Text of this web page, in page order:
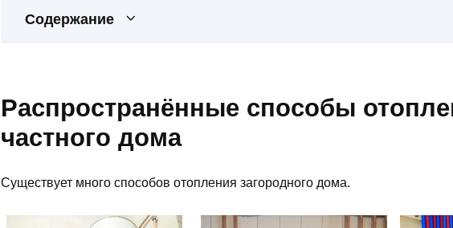
Содержание
Распространённые способы
частного дома
Существует много способов отопления загородного дома.